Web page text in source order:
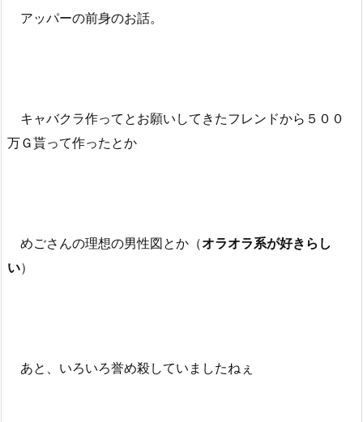
アッパーの前身のお話。
キャバクラ作ってとお願いしてきたフレンドから５００
万Ｇ貰って作ったとか
めごさんの理想の男性図とか（オラオラ系が好きらし
い）
あと、いろいろ誉め殺していましたねぇ